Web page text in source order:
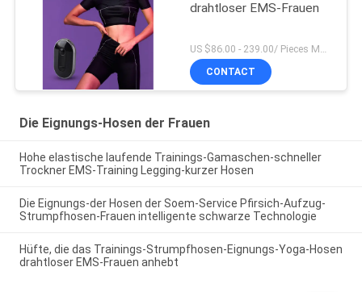
drahtloser EMS-Frauen
US $86.00 - 239.00/ Pieces MOQ:1pieces
CONTACT
Die Eignungs-Hosen der Frauen
Hohe elastische laufende Trainings-Gamaschen-schneller
Trockner EMS-Training Legging-kurzer Hosen
Die Eignungs-der Hosen der Soem-Service Pfirsich-Aufzug-
Strumpfhosen-Frauen intelligente schwarze Technologie
Hüfte, die das Trainings-Strumpfhosen-Eignungs-Yoga-Hosen
drahtloser EMS-Frauen anhebt